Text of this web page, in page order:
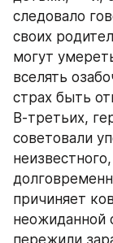
следовало
своих
могут
вселять
страх быть
В-третьих,
советовали
причиняет
неожиданной
пережили